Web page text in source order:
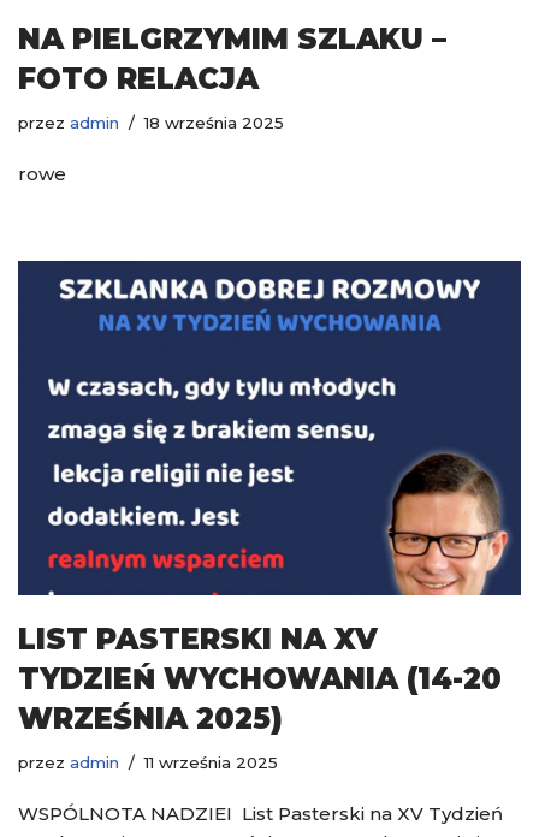
NA PIELGRZYMIM SZLAKU –
FOTO RELACJA
przez admin 18 września 2025
rowe
LIST PASTERSKI NA XV
TYDZIEŃ WYCHOWANIA (14-20
WRZEŚNIA 2025)
przez admin 11 września 2025
WSPÓLNOTA NADZIEI List Pasterski na XV Tydzień